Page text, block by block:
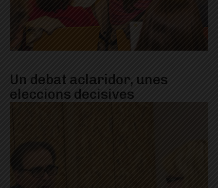
Un debat aclaridor, unes
eleccions decisives